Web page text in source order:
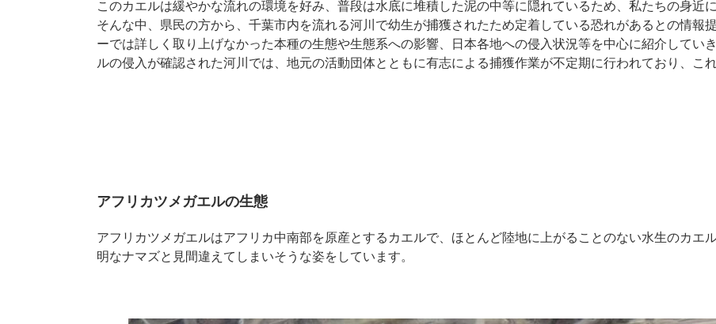
このカエルは緩やかな流れの環境を好み、普段は水底に堆積した泥の中等に隠れているため、私たちの身近
そんな中、県民の方から、千葉市内を流れる河川で幼生が捕獲されたため定着している恐れがあるとの情報
ーでは詳しく取り上げなかった本種の生態や生態系への影響、日本各地への侵入状況等を中心に紹介してい
ルの侵入が確認された河川では、地元の活動団体とともに有志による捕獲作業が不定期に行われており、こ
アフリカツメガエルの生態
アフリカツメガエルはアフリカ中南部を原産とするカエルで、ほとんど陸地に上がることのない水生のカエ
明なナマズと見間違えてしまいそうな姿をしています。